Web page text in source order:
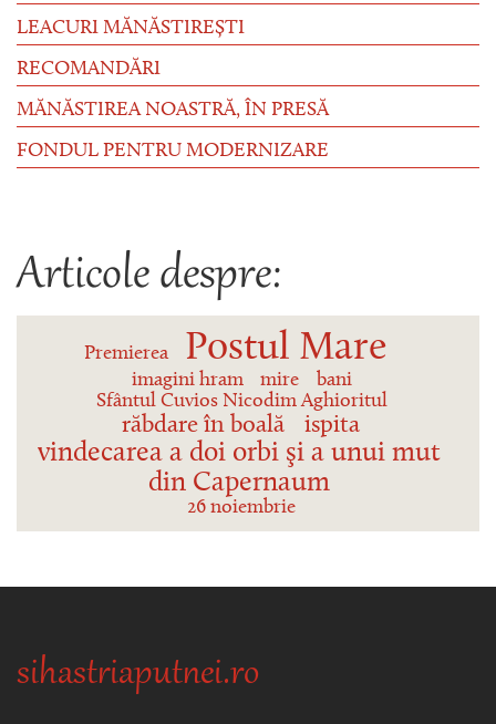
LEACURI MĂNĂSTIREȘTI
RECOMANDĂRI
MĂNĂSTIREA NOASTRĂ, ÎN PRESĂ
FONDUL PENTRU MODERNIZARE
Articole despre:
Premierea Postul Mare
imagini hram mire
bani
Sfântul Cuvios Nicodim Aghioritul
răbdare în boală ispita
vindecarea a doi orbi şi a unui mut
din Capernaum
26 noiembrie
sihastriaputnei.ro